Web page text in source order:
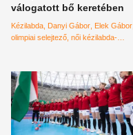
válogatott bő keretében
Kézilabda Danyi Gábor Elek Gábor
olimpiai selejtező női kézilabda-